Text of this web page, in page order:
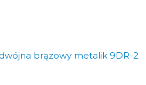
brązowy metalik 9DR-2